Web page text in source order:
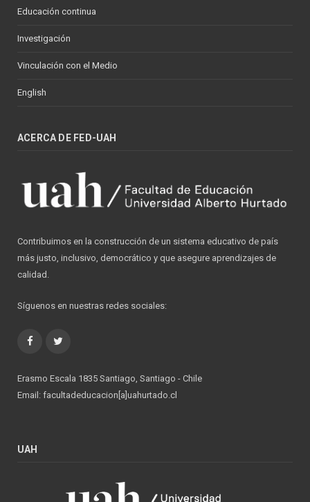
Educación continua
Investigación
Vinculación con el Medio
English
ACERCA DE FED-UAH
Contribuimos en la construcción de un sistema educativo de país
más justo, inclusivo, democrático y que asegure aprendizajes de
calidad.
Síguenos en nuestras redes sociales:
Facebook
Erasmo Escala 1835 Santiago, Santiago - Chile
Email: facultadeducacion[a]uahurtado.cl
UAH